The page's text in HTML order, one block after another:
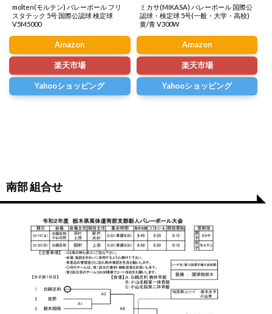
molten(モルテン) バレーボール フリ
スタテック 5号 国際公認球 検定球
V5M5000
Amazon
楽天市場
Yahooショッピング
ミカサ(MIKASA) バレーボール 国際公
認球・検定球 5号(一般・大学・高校)
黄/青 V300W
Amazon
楽天市場
Yahooショッピング
南部 組合せ